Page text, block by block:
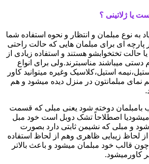
یا ژلاتینی ؟
به نوع مبلمان و انتظار و نحوه استفاده شما
پارچه ای برای مبلمان هایی که حالت راحتی
حالت تختخوابشو هستند و استفاده زیادی از
دستی میباشند مناسبترند.ولی برای انواع
استیل،کلاسیک وغیره میتوانید کاور
نمای مبلمانتون در منزل دیده میشود و هم
بامبلمان دوخته شود یعنی مبلی که قسمت
اصطلاحاً تشک دوبل است خود مبل
و مبلی که نشیمن ثابتی دارد بصورت
لحاظ زیبایی ظاهری وهم از لحاظ استفاده
قالب خود مبلمان میشود و باعث بالاتر
کاورمیشود.